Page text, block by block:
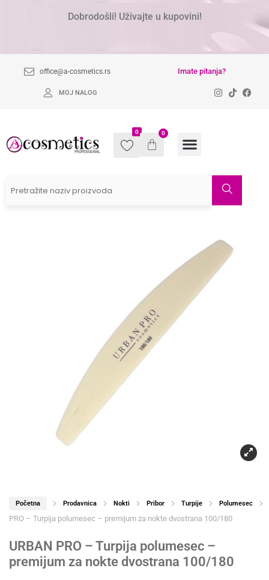
Dobrodošli! Uživajte u kupovini!
office@a-cosmetics.rs Imate pitanja?
MOJ NALOG
0 0
Početna Prodavnica Nokti Pribor Turpije Polumesec
PRO – Turpija polumesec – premijum za nokte dvostrana 100/180
URBAN PRO – Turpija polumesec –
premijum za nokte dvostrana 100/180